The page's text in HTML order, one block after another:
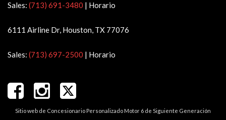
Sales: (713) 691-3480 | Horario
6111 Airline Dr, Houston, TX 77076
Sales: (713) 697-2500 | Horario
Sitio web de Concesionario Personalizado Motor 6 de Siguiente Generación